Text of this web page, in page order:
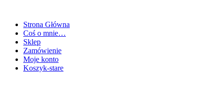
Strona Główna
Coś o mnie…
Sklep
Zamówienie
Moje konto
Koszyk-stare